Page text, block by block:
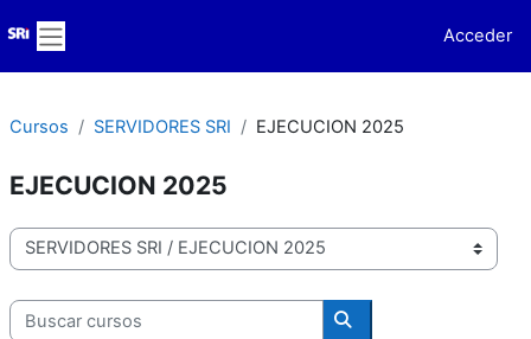
Panel lateral
Acceder
Cursos SERVIDORES SRI EJECUCION 2025
EJECUCION 2025
Categorías
Buscar cursos